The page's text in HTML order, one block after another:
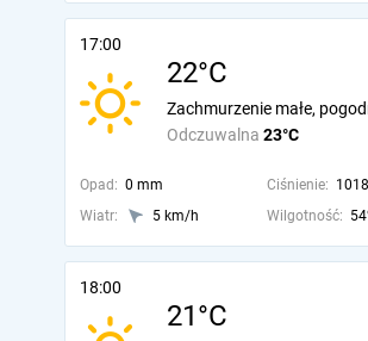
17:00
22°C
Odczuwalna 23°C
Zachmurzenie małe,
Opad: 0 mm Ciśnienie:
Wiatr:
5 km/h Wilgotność:
18:00
21°C